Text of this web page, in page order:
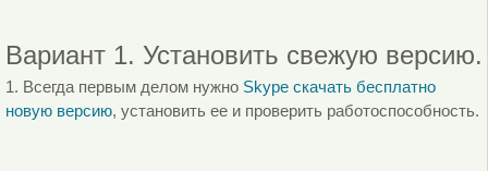
Вариант 1. Установить свежую версию.
1. Всегда первым делом нужно Skype скачать бесплатно
новую версию, установить ее и проверить работоспособность.